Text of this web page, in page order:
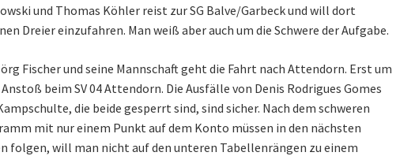
und Thomas Köhler reist zur SG Balve/Garbeck und will dort
Dreier einzufahren. Man weiß aber auch um die Schwere der Aufgabe.
Fischer und seine Mannschaft geht die Fahrt nach Attendorn. Erst um
beim SV 04 Attendorn. Die Ausfälle von Denis Rodrigues Gomes
die beide gesperrt sind, sind sicher. Nach dem schweren
mit nur einem Punkt auf dem Konto müssen in den nächsten
folgen, will man nicht auf den unteren Tabellenrängen zu einem